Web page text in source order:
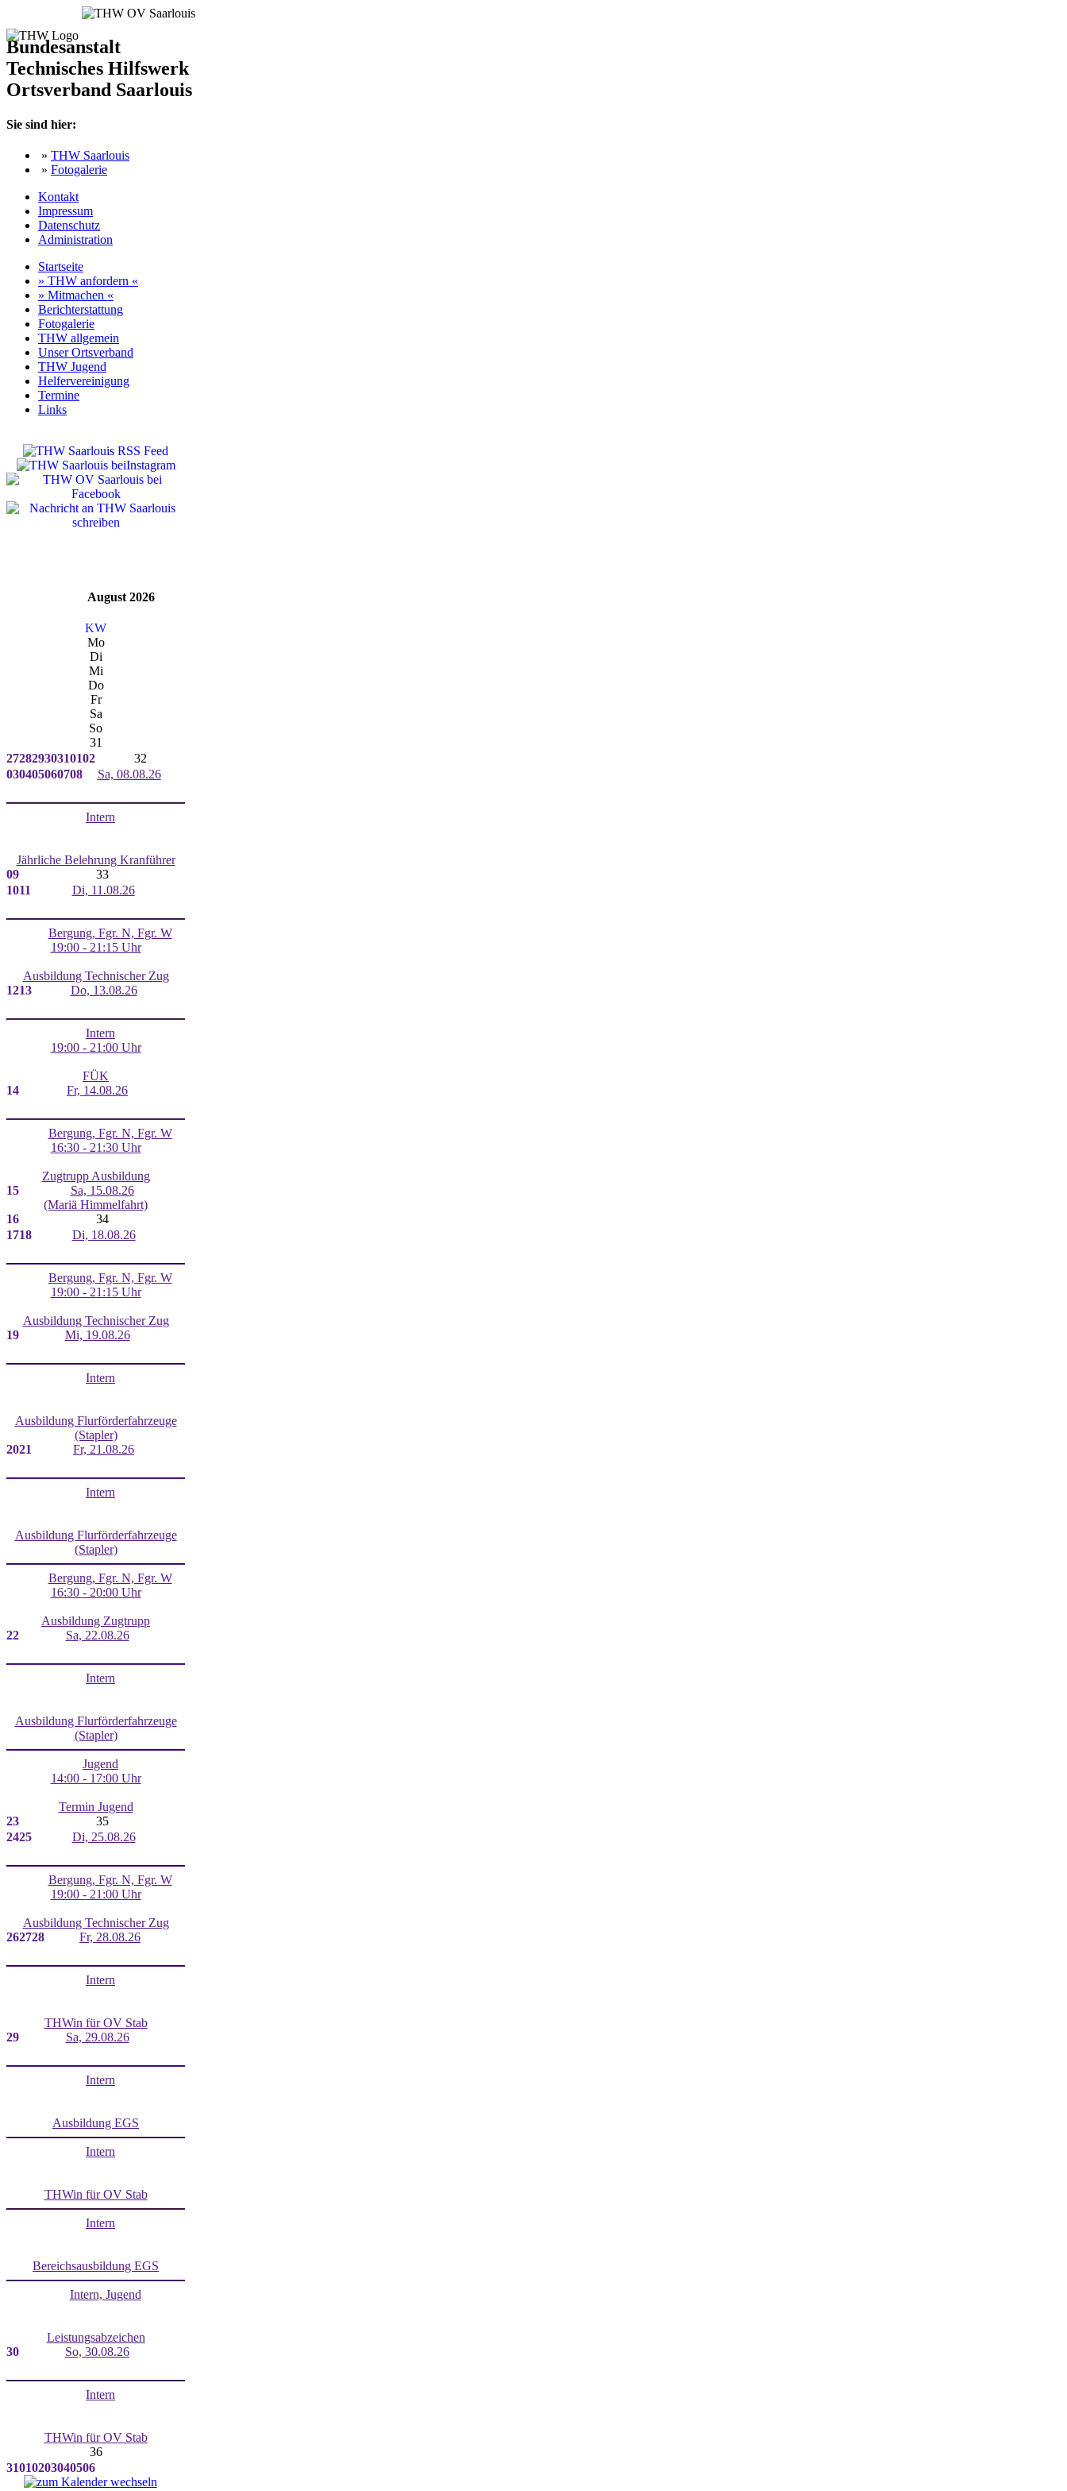
Bundesanstalt
Technisches Hilfswerk
Ortsverband Saarlouis
Sie sind hier:
» THW Saarlouis
» Fotogalerie
Kontakt
Impressum
Datenschutz
Administration
Startseite
» THW anfordern «
» Mitmachen «
Berichterstattung
Fotogalerie
THW allgemein
Unser Ortsverband
THW Jugend
Helfervereinigung
Termine
Links
August 2026
KW
Mo
Di
Mi
Do
Fr
Sa
So
31
27282930310102
32
030405060708 Sa, 08.08.26
Intern
Jährliche Belehrung Kranführer
09
33
1011 Di, 11.08.26
Bergung, Fgr. N, Fgr. W
19:00 - 21:15 Uhr
Ausbildung Technischer Zug
1213 Do, 13.08.26
Intern
19:00 - 21:00 Uhr
FÜK
14
Fr, 14.08.26
Bergung, Fgr. N, Fgr. W
16:30 - 21:30 Uhr
Zugtrupp Ausbildung
15
Sa, 15.08.26
(Mariä Himmelfahrt)
16
34
1718 Di, 18.08.26
Bergung, Fgr. N, Fgr. W
19:00 - 21:15 Uhr
Ausbildung Technischer Zug
19
Mi, 19.08.26
Intern
Ausbildung Flurförderfahrzeuge
(Stapler)
2021 Fr, 21.08.26
Intern
Ausbildung Flurförderfahrzeuge
(Stapler)
Bergung, Fgr. N, Fgr. W
16:30 - 20:00 Uhr
Ausbildung Zugtrupp
22
Sa, 22.08.26
Intern
Ausbildung Flurförderfahrzeuge
(Stapler)
Jugend
14:00 - 17:00 Uhr
Termin Jugend
23
35
2425 Di, 25.08.26
Bergung, Fgr. N, Fgr. W
19:00 - 21:00 Uhr
Ausbildung Technischer Zug
262728 Fr, 28.08.26
Intern
THWin für OV Stab
29
Sa, 29.08.26
Intern
Ausbildung EGS
Intern
THWin für OV Stab
Intern
Bereichsausbildung EGS
Intern, Jugend
Leistungsabzeichen
30
So, 30.08.26
Intern
THWin für OV Stab
36
31010203040506